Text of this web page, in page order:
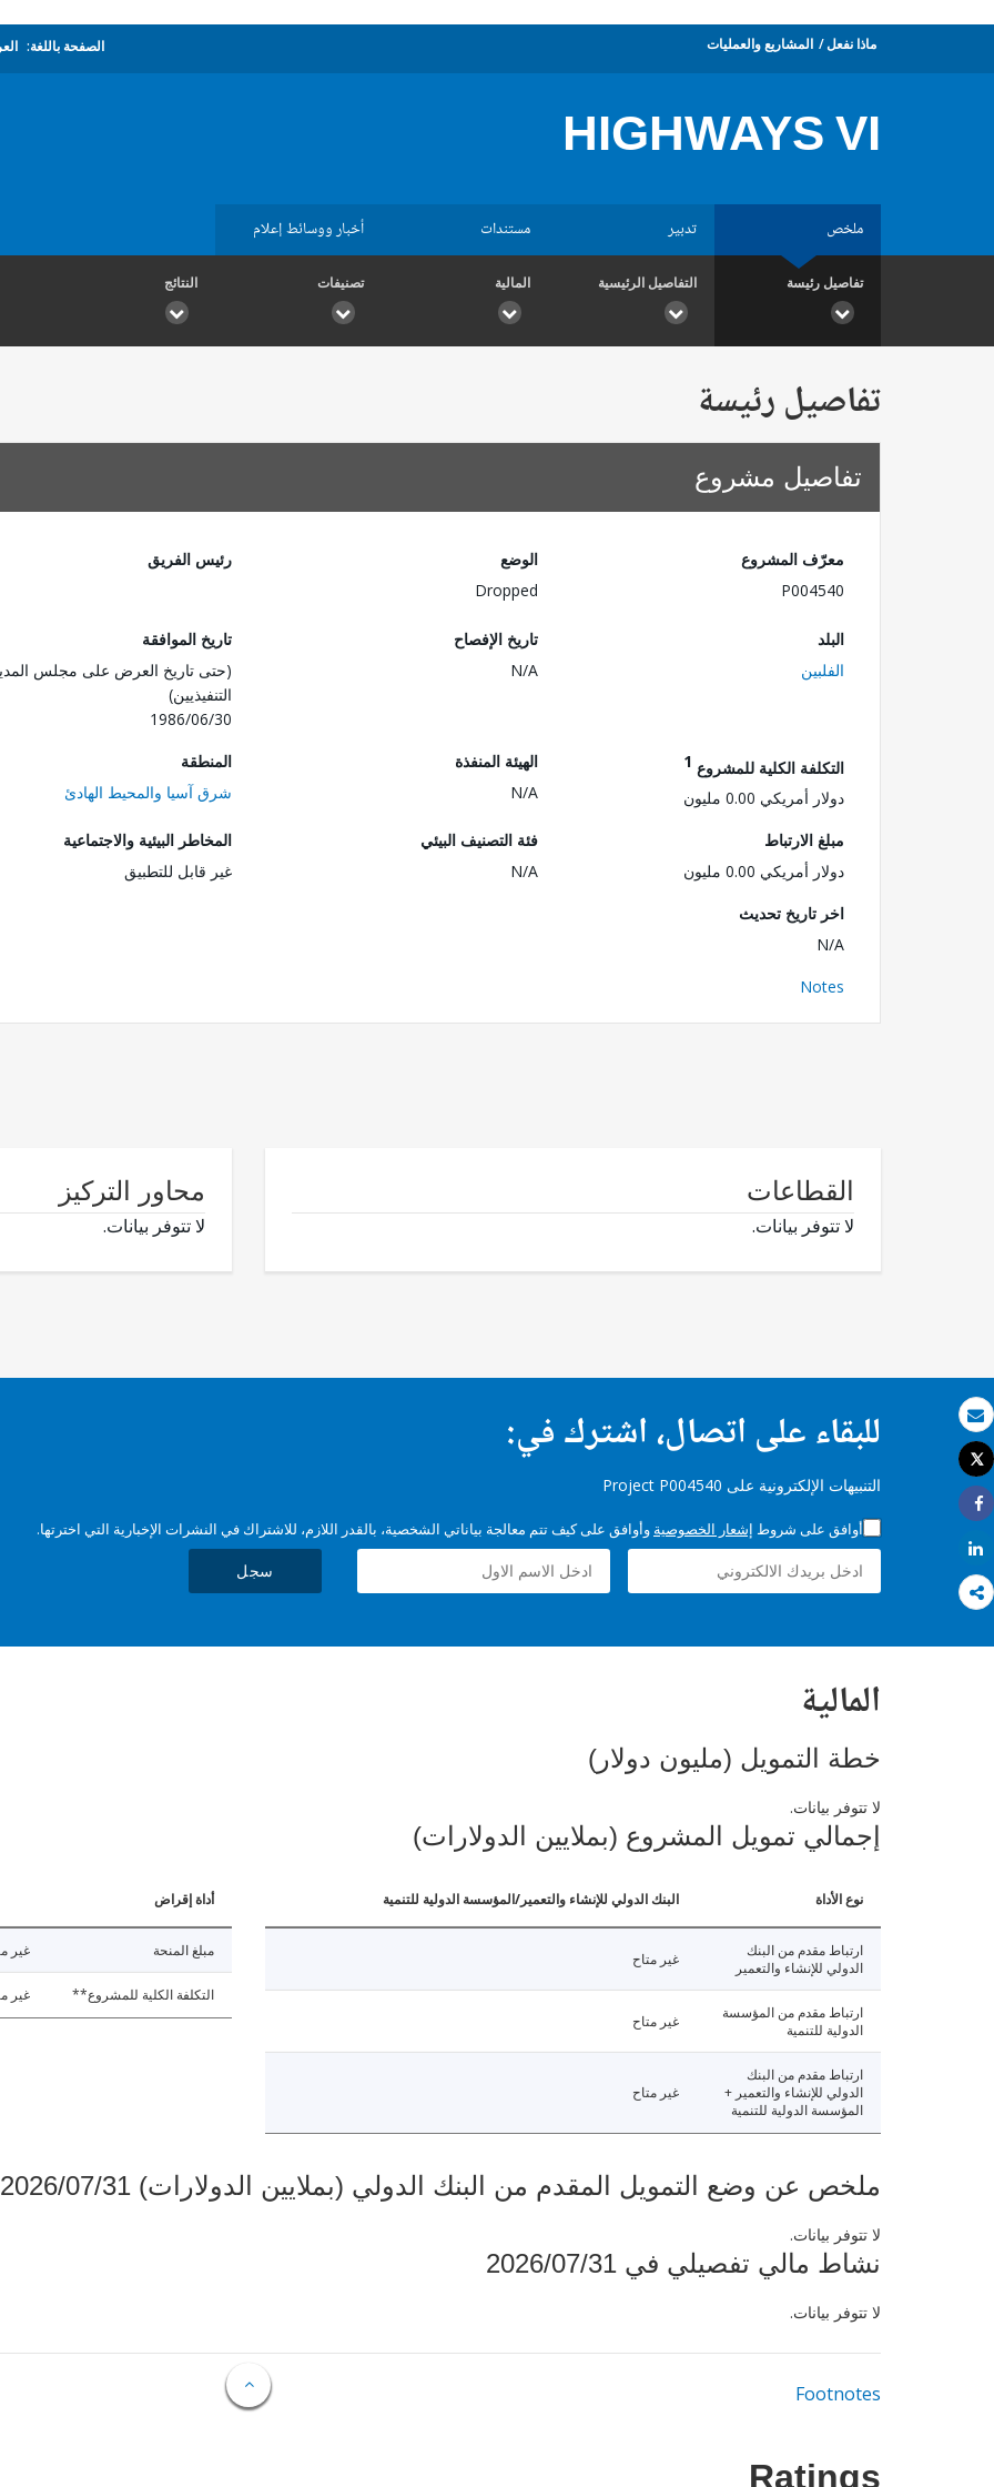
بريد الكتروني
طباعة
Tweet
Share
Share
ماذا نفعل المشاريع والعمليات الصفحة باللغة:
HIGHWAYS VI
ملخص تدبير مستندات أخبار ووسائط إعلام
تفاصيل رئيسة التفاصيل الرئيسية المالية تصنيفات النتائج
تفاصيل رئيسة
تفاصيل مشروع
معرّف المشروع
P004540
الوضع
Dropped
رئيس الفريق
البلد
الفلبين
تاريخ الإفصاح
N/A
تاريخ الموافقة
(حتى تاريخ العرض على مجلس
التنفيذيين)
1986/06/30
التكلفة الكلية للمشروع 1
دولار أمريكي 0.00 مليون
الهيئة المنفذة
N/A
المنطقة
شرق آسيا والمحيط الهادئ
مبلغ الارتباط
دولار أمريكي 0.00 مليون
فئة التصنيف البيئي
N/A
المخاطر البيئية والاجتماعية
غير قابل للتطبيق
اخر تاريخ تحديث
N/A
Notes
القطاعات
لا تتوفر بيانات.
محاور التركيز
لا تتوفر بيانات.
للبقاء على اتصال، اشترك في:
التنبيهات الإلكترونية على Project P004540
أوافق على شروط إشعار الخصوصية وأوافق على كيف تتم معالجة بياناتي الشخصية، بالقدر اللازم، للاشتراك في النشرات الإخبارية التي اخترتها.
سجل
المالية
خطة التمويل (مليون دولار)
لا تتوفر بيانات.
إجمالي تمويل المشروع (بملايين الدولارات)
نوع الأداة البنك الدولي للإنشاء والتعمير/المؤسسة الدولية للتنمية
ارتباط مقدم من البنك
الدولي للإنشاء والتعمير
غير متاح
ارتباط مقدم من المؤسسة
الدولية للتنمية
غير متاح
ارتباط مقدم من البنك
الدولي للإنشاء والتعمير +
المؤسسة الدولية للتنمية
غير متاح
أداة إقراض
مبلغ المنحة غير
التكلفة الكلية للمشروع** غير
ملخص عن وضع التمويل المقدم من البنك الدولي (بملايين الدولارات) 2026/07/31
لا تتوفر بيانات.
نشاط مالي تفصيلي في 2026/07/31
لا تتوفر بيانات.
Footnotes